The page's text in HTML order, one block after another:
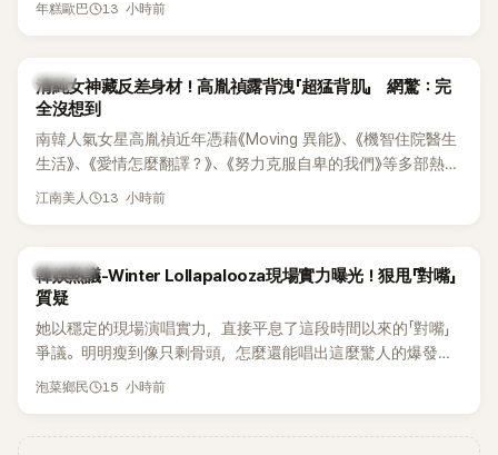
年糕歐巴 13 小時前
韓星
清純女神藏反差身材！高胤禎露背洩「超猛背肌」 網驚：完
全沒想到
南韓人氣女星高胤禎近年憑藉《Moving 異能》、《機智住院醫生
生活》、《愛情怎麼翻譯？》、《努力克服自卑的我們》等多部熱門
作品，躍升為韓劇新一代女神代表，不僅演技備受肯定，精緻
細身材下的超狂背肌與肩膀線條，反差感十足，讓不少網友看
傻直呼：「原來她身材這麼猛！」
江南美人 13 小時前
熱議討論
韓娛熱議-Winter Lollapalooza現場實力曝光！狠甩「對嘴」
質疑
她以穩定的現場演唱實力，直接平息了這段時間以來的「對嘴」
爭議。明明瘦到像只剩骨頭，怎麼還能唱出這麼驚人的爆發力
和音量？
泡菜鄉民 15 小時前